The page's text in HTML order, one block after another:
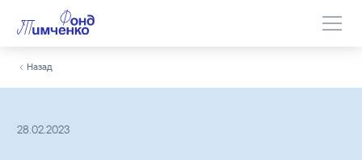
Назад
28.02.2023